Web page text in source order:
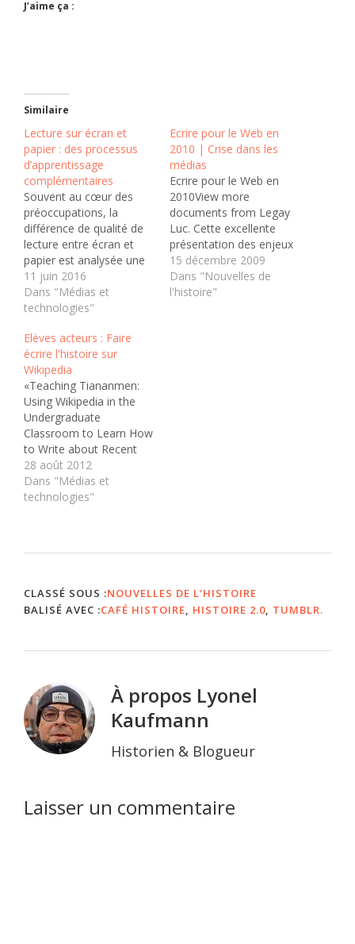
J’aime ça :
Similaire
Lecture sur écran et
papier : des processus
d’apprentissage
complémentaires
Souvent au cœur des
préoccupations, la
différence de qualité de
lecture entre écran et
papier est analysée une
fois de plus. Une étude
suggère en effet que les
deux pratiques seraient
complémentaires, parce
qu’elles apportent
chacune des éléments
distincts aux lecteurs.
Deux types de
mémorisation et
d’apprentissage
seraient…
11 juin 2016
Dans "Médias et
technologies"
Ecrire pour le Web en
2010 | Crise dans les
médias
Ecrire pour le Web en
2010View more
documents from Legay
Luc. Cette excellente
présentation des enjeux
de l'écriture web est
destinée en premier lieu
aux journalistes et aux
15 décembre 2009
Dans "Nouvelles de
l'histoire"
Elèves acteurs : Faire
écrire l'histoire sur
Wikipedia
«Teaching Tiananmen:
Using Wikipedia in the
Undergraduate
Classroom to Learn How
to Write about Recent
History» offre un bel
exemple d'un projet
éducatif qui ne vise pas
les blogs et la
dissertation, que…
28 août 2012
Dans "Médias et
technologies"
CLASSÉ SOUS :NOUVELLES DE L'HISTOIRE
BALISÉ AVEC :CAFÉ HISTOIRE, HISTOIRE 2.0, TUMBLR.
À propos Lyonel
Kaufmann
Historien & Blogueur
Interactions
Laisser un commentaire